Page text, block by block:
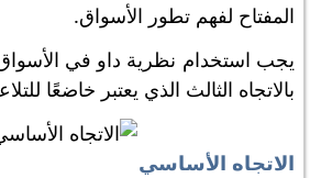
المفتاح لفهم تطور الأسواق.
يجب استخدام نظرية داو في الأسواق
بالاتجاه الثالث الذي يعتبر خاضعًا
الاتجاه الأساسي